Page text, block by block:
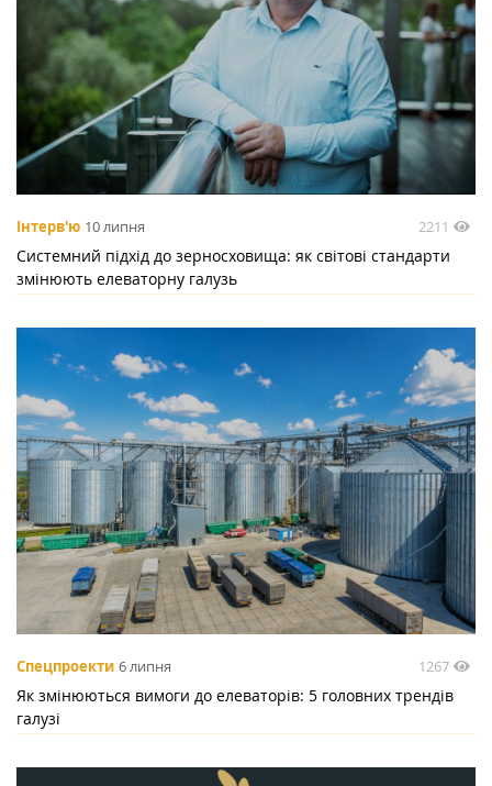
Інтерв'ю 10 липня 2211
Системний підхід до зерносховища: як світові стандарти
змінюють елеваторну галузь
Спецпроекти 6 липня 1267
Як змінюються вимоги до елеваторів: 5 головних трендів
галузі